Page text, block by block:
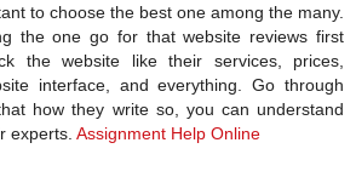
to choose the best one among the many.
the one go for that website reviews first
the website like their services, prices,
interface, and everything. Go through
how they write so, you can understand
experts. Assignment Help Online